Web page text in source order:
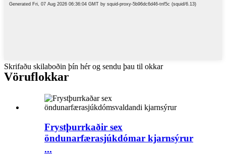
Skrifaðu skilaboðin þín hér og sendu þau til okkar
Vöruflokkar
Frystþurrkaðir sex
öndunarfærasjúkdómar kjarnsýrur
...